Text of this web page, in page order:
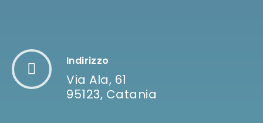
Indirizzo
Via Ala, 61
95123, Catania